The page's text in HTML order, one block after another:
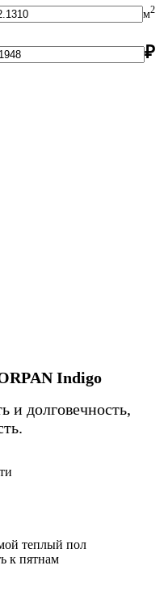
м2
₽
Indigo
и долговечность,
теплый пол
к пятнам